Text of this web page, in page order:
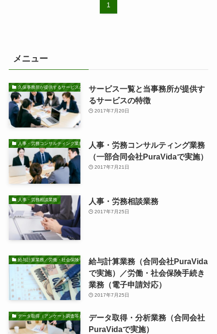
1
メニュー
久保事務所が提供するサービスの特徴サービス一覧と当事務所が提供す
るサービスの特徴
2017年7月20日
人事・労務コンサルティング業務
人事・労務コンサルティング業務
（一部合同会社PuraVidaで実施）
2017年7月21日
人事・労務相談業務 人事・労務相談業務
2017年7月25日
給与計算業務／労働・社会保険手続き業務給与計算業務（合同会社PuraVida
で実施）／労働・社会保険手続き
業務（電子申請対応）
2017年7月25日
データ取得（アンケート調査等）・分析業務データ取得・分析業務（合同会社
PuraVidaで実施）